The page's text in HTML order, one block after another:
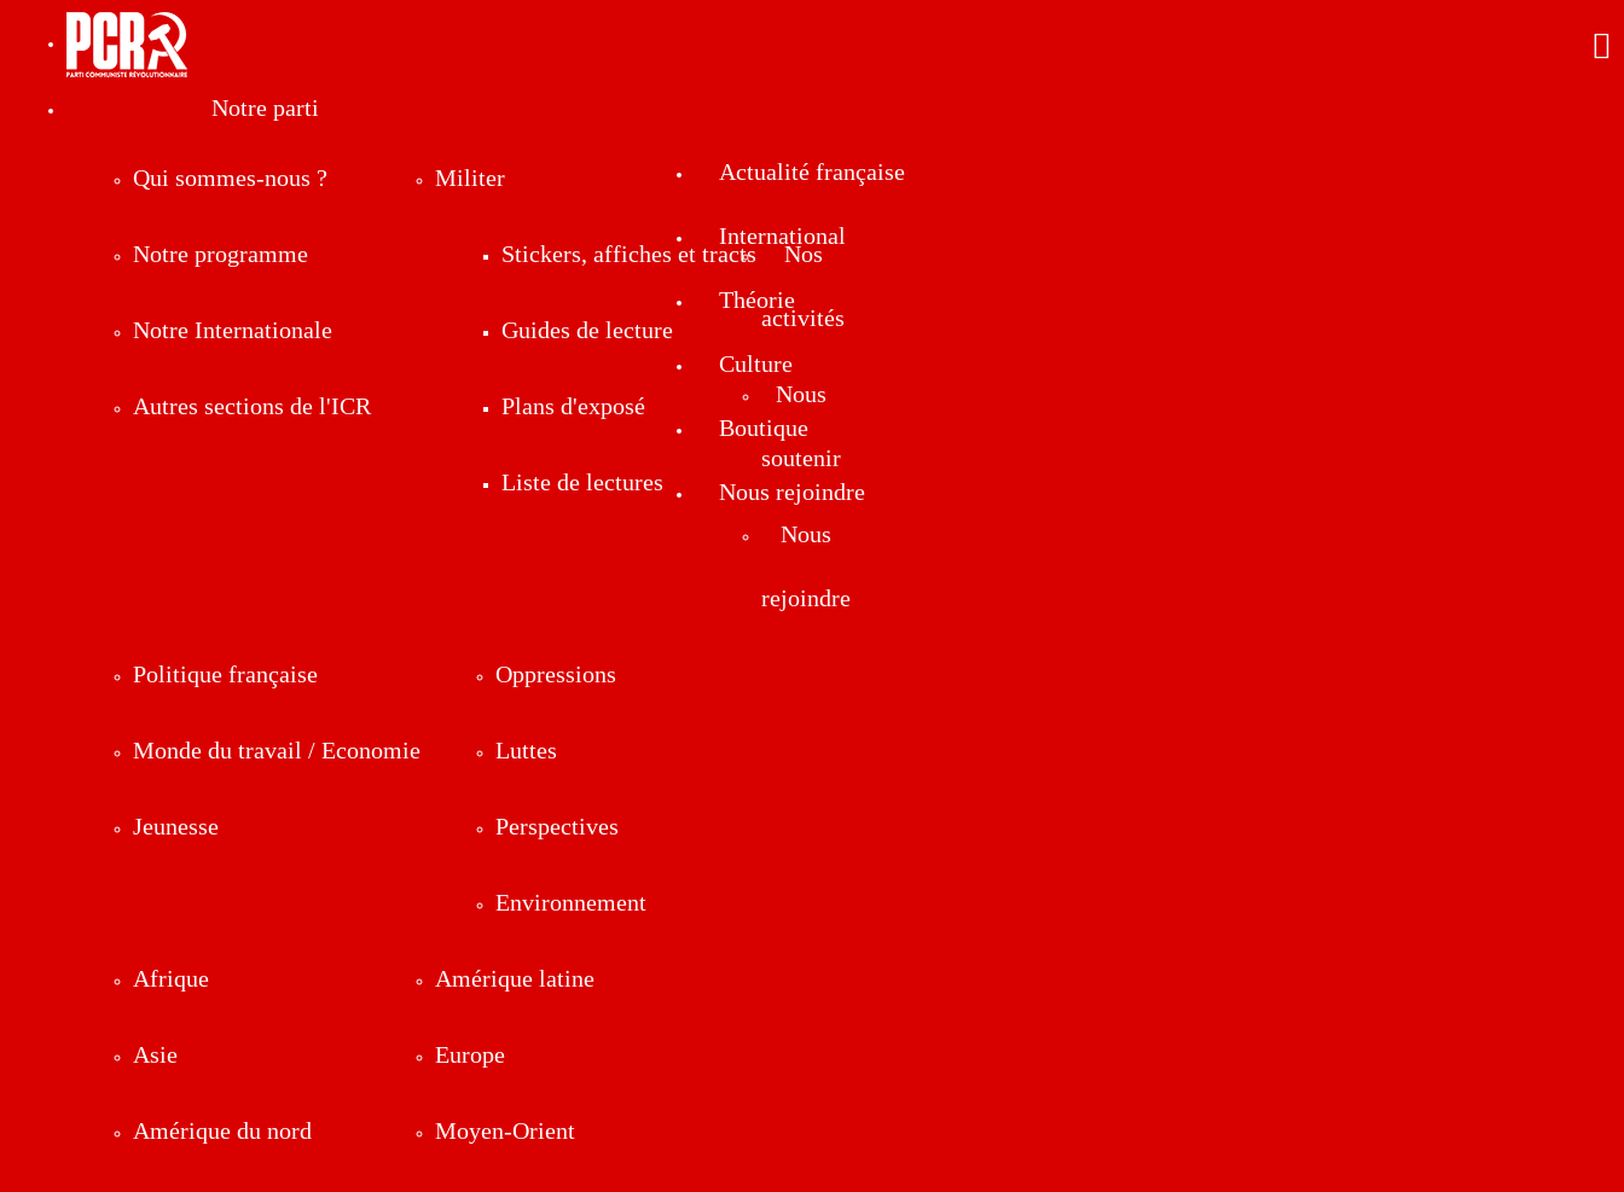
Notre parti
Qui sommes-nous ?
Notre programme
Notre Internationale
Autres sections de l'ICR
Militer
Stickers, affiches et tracts
Guides de lecture
Plans d'exposé
Liste de lectures
Nos
activités
Nous
soutenir
Nous
rejoindre
Actualité française
Politique française
Monde du travail / Economie
Jeunesse
Oppressions
Luttes
Perspectives
Environnement
International
Afrique
Asie
Amérique du nord
Amérique latine
Europe
Moyen-Orient
Théorie
Culture
Boutique
Nous rejoindre